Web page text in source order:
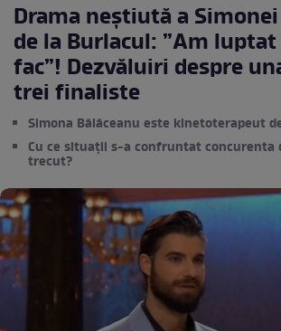
Drama neștiută a
de la Burlacul: ”Am
fac”! Dezvăluiri despre
trei finaliste
Simona Bălăceanu este kinetoterapeut
Cu ce situații s-a confruntat concurenta
trecut?